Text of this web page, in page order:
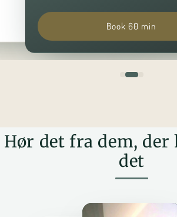
Book 60 min
Hør det fra dem, der
det